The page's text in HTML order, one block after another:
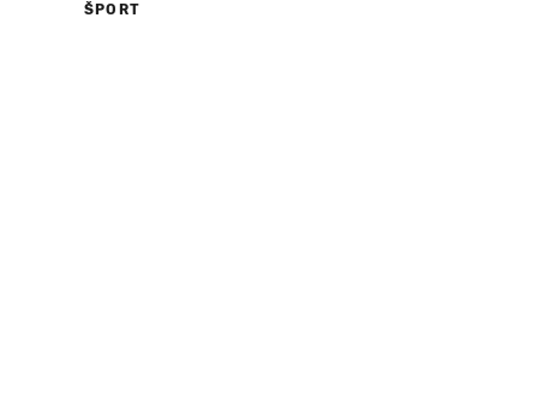
ŠPORT